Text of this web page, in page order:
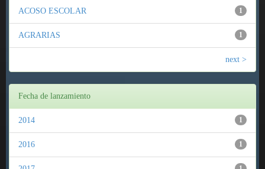
1
ACOSO ESCOLAR
1
AGRARIAS
next >
Fecha de lanzamiento
1
2014
1
2016